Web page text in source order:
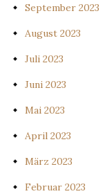
September 2023
August 2023
Juli 2023
Juni 2023
Mai 2023
April 2023
März 2023
Februar 2023